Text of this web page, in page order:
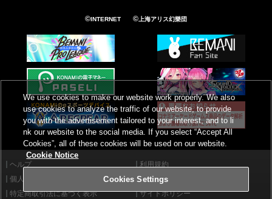
©INTERNET ©上海アリス幻樂団
ヘルプ
利用規約
個人情報等保護方針
外部送信について
特定商取引法に基づく表示
サイトポリシー
We use cookies to make our website work properly. We also
use cookies to analyze the traffic of our website, to provide
you with the advertisement tailored to your interest, and to li
nk our website to the social media. If you select “Accept All
Cookies”, all of these cookies will be used on our website.
Cookie Notice
Cookies Settings